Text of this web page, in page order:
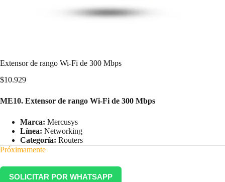
Extensor de rango Wi-Fi de 300 Mbps
$10.929
ME10. Extensor de rango Wi-Fi de 300 Mbps
Marca: Mercusys
Línea: Networking
Categoría: Routers
Próximamente
SOLICITAR POR WHATSAPP